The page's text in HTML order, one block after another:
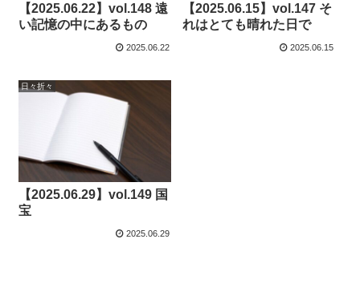
【2025.06.22】vol.148 遠
い記憶の中にあるもの
2025.06.22
【2025.06.15】vol.147 そ
れはとても晴れた日で
2025.06.15
日々折々
【2025.06.29】vol.149 国
宝
2025.06.29